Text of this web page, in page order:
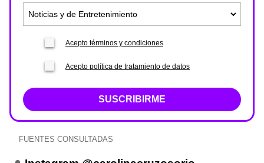
Acepto términos y condiciones
Acepto política de tratamiento de datos
SUSCRIBIRME
FUENTES CONSULTADAS